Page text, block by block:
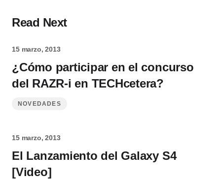
Read Next
15 marzo, 2013
¿Cómo participar en el concurso
del RAZR-i en TECHcetera?
NOVEDADES
15 marzo, 2013
El Lanzamiento del Galaxy S4
[Video]